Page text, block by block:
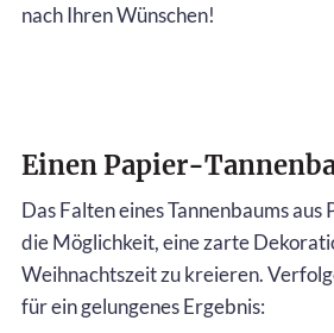
nach Ihren Wünschen!
Einen Papier-
Das Falten eines Tannenbaums
die Möglichkeit, eine zarte
Weihnachtszeit zu kreieren.
für ein gelungenes Ergebnis: